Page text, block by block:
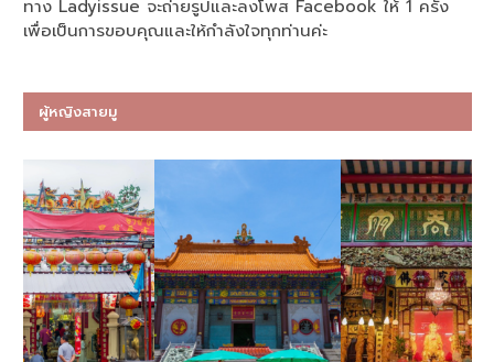
ทาง Ladyissue จะถ่ายรูปและลงโพส Facebook ให้ 1 ครั้ง
เพื่อเป็นการขอบคุณและให้กำลังใจทุกท่านค่ะ
ผู้หญิงสายมู